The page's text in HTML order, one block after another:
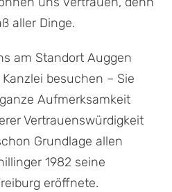
aller Dinge.
am Standort Auggen
besuchen – Sie
Aufmerksamkeit
Vertrauenswürdigkeit
Grundlage allen
1982 seine
eröffnete.